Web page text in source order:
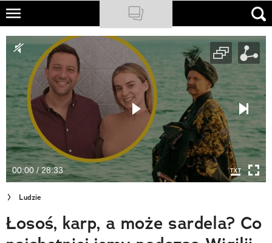
Skip
main
content
NATIONAL GEOGRAPHIC
TRAVELER
PODCASTY
Sklep
Newsletter
Cuda Polski
Wielki Konkurs Fotograficzny
Trendbook Podróżniczy
00:00 / 28:33
Ludzie
Łosoś, karp, a może sardela? Co